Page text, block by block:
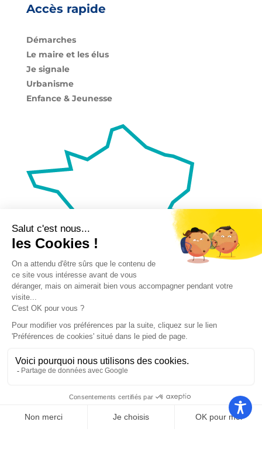
Accès rapide
Démarches
Le maire et les élus
Je signale
Urbanisme
Enfance & Jeunesse
Nos autres sites